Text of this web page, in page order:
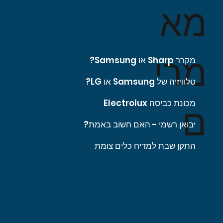
מא
מרי
ם
מקרר Sharp או Samsung?
טלוויזיה של Samsung או LG?
מכונת כביסה Electrolux
יבואן רשמי - האם חשוב באמת?
התקן שבת למדיח כלים צומת